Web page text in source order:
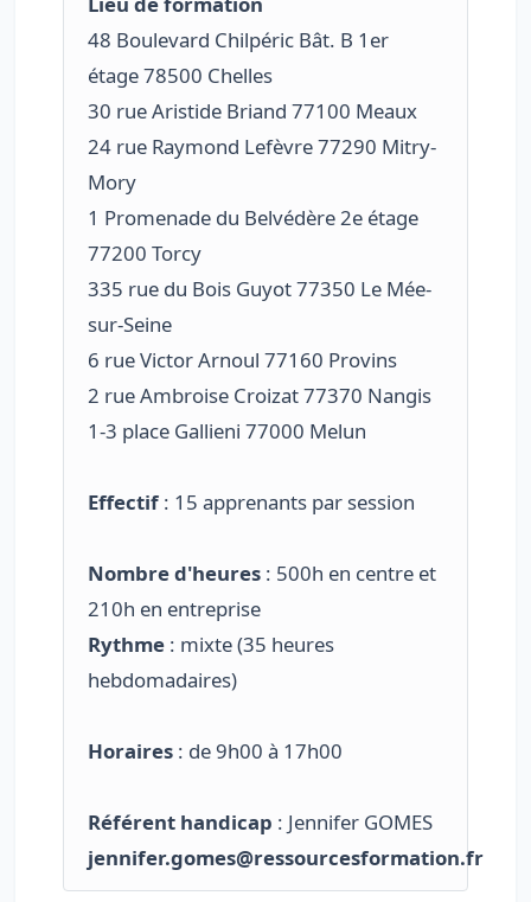
48 Boulevard Chilpéric Bât. B 1er
étage 78500 Chelles
30 rue Aristide Briand 77100 Meaux
24 rue Raymond Lefèvre 77290 Mitry-
Mory
1 Promenade du Belvédère 2e étage
77200 Torcy
335 rue du Bois Guyot 77350 Le Mée-
sur-Seine
6 rue Victor Arnoul 77160 Provins
2 rue Ambroise Croizat 77370 Nangis
1-3 place Gallieni 77000 Melun
Effectif : 15 apprenants par session
Nombre d'heures : 500h en centre et
210h en entreprise
Rythme : mixte (35 heures
hebdomadaires)
Horaires : de 9h00 à 17h00
Référent handicap : Jennifer GOMES
jennifer.gomes@ressourcesformation.fr